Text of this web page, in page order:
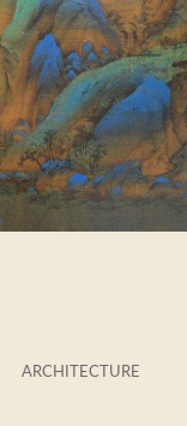
ARCHITECTURE